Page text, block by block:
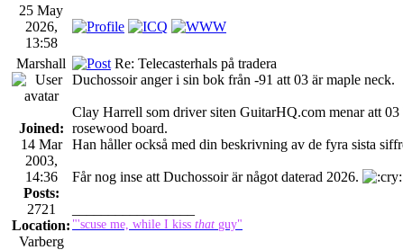
25 May
2026,
13:58
Marshall
Joined:
14 Mar
2003,
14:36
Posts:
2721
Location:
Varberg
Re: Telecasterhals på tradera
Duchossoir anger i sin bok från -91 att 03 är maple neck.
Clay Harrell som driver siten GuitarHQ.com menar att
rosewood board.
Han håller också med din beskrivning av de fyra sista
Får nog inse att Duchossoir är något daterad 2026.
"'scuse me, while I kiss that guy"